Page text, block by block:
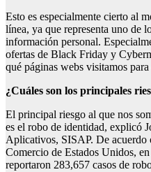
Esto es especialmente cierto al
línea, ya que representa uno de
información personal.
ofertas de Black Friday y
qué páginas webs visitamos
¿Cuáles son los principales
El principal riesgo al que nos
es el robo de identidad, explicó
Aplicativos, SISAP. De acuerdo
Comercio de Estados Unidos,
reportaron 283,657 casos de